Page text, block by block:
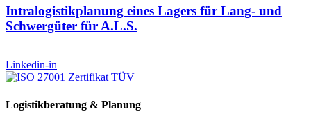
Intralogistikplanung eines Lagers für Lang- und
Schwergüter für A.L.S.
Linkedin-in
Logistikberatung & Planung